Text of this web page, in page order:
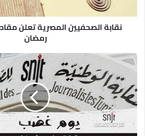
نقابة الصحفيين المصرية تعلن
رمضان